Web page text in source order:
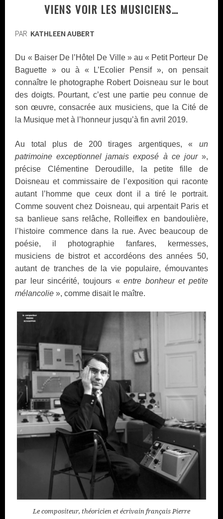
VIENS VOIR LES MUSICIENS…
PAR KATHLEEN AUBERT
Du « Baiser De l’Hôtel De Ville » au « Petit Porteur De
Baguette » ou à « L’Ecolier Pensif », on pensait
connaître le photographe Robert Doisneau sur le bout
des doigts. Pourtant, c’est une partie peu connue de
son œuvre, consacrée aux musiciens, que la Cité de
la Musique met à l’honneur jusqu’à fin avril 2019.
Au total plus de 200 tirages argentiques, « un
patrimoine exceptionnel jamais exposé à ce jour »,
précise Clémentine Deroudille, la petite fille de
Doisneau et commissaire de l’exposition qui raconte
autant l’homme que ceux dont il a tiré le portrait.
Comme souvent chez Doisneau, qui arpentait Paris et
sa banlieue sans relâche, Rolleiflex en bandoulière,
l’histoire commence dans la rue. Avec beaucoup de
poésie, il photographie fanfares, kermesses,
musiciens de bistrot et accordéons des années 50,
autant de tranches de la vie populaire, émouvantes
par leur sincérité, toujours «entre bonheur et petite
mélancolie », comme disait le maître.
Le compositeur, théoricien et écrivain français Pierre